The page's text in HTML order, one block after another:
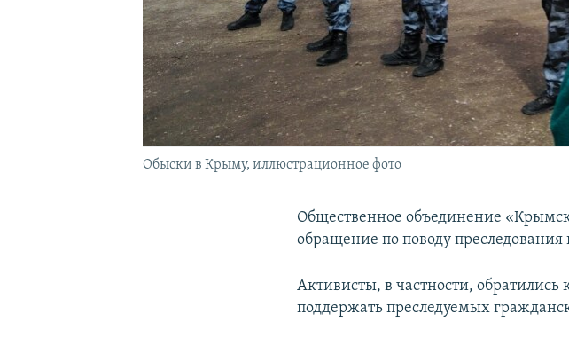
Обыски в Крыму, иллюстрационное фото
Общественное объединение
обращение по поводу
Активисты, в частности,
поддержать преследуемых